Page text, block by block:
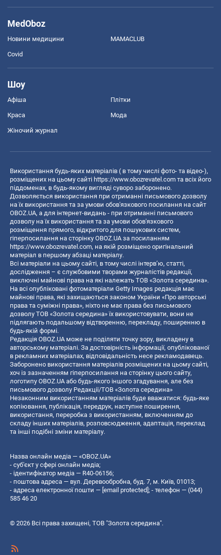
MedOboz
Новини медицини MAMACLUB
Covid
Шоу
Афіша Плітки
Краса Мода
Жіночий журнал
Використання будь-яких матеріалів ( в тому числі фото- та відео-),
розміщених на цьому сайті https://www.obozrevatel.com та всіх його
піддоменах, в будь-якому вигляді суворо заборонено.
Дозволяється використання при отриманні письмового дозволу
на їх використання та за умови обов'язкового посилання на сайт
OBOZ.UA, а для інтернет-видань - при отриманні письмового
дозволу на їх використання та за умови обов'язкового
розміщення прямого, відкритого для пошукових систем,
гіперпосилання на сторінку OBOZ.UA за посиланням
https://www.obozrevatel.com, на якій розміщено оригінальний
матеріал в першому абзаці матеріалу.
Всі матеріали на цьому сайті, в тому числі інтерв’ю, статті,
дослідження – є службовими творами журналістів редакції,
виключні майнові права на які належать ТОВ «Золота середина».
На всі опубліковані фотоматеріали Getty Images редакція має
майнові права, які захищаються законом України «Про авторські
права та суміжні права», ніхто не має права без письмового
дозволу ТОВ «Золота середина» їх використовувати, вони не
підлягають подальшому відтворенню, перекладу, поширенню в
будь-якій формі.
Редакція OBOZ.UA може не поділяти точку зору, викладену в
авторському матеріалі. За достовірність інформації, опублікованої
в рекламних матеріалах, відповідальність несе рекламодавець.
Заборонено використання матеріалів розміщених на цьому сайті,
хоч із зазначенням гіперпосилання на сторінку цього сайту,
логотипу OBOZ.UA або будь-якого іншого згадування, але без
письмового дозволу Редакції/ТОВ «Золота середина»
Незаконним використанням матеріалів буде вважатися: будь-яке
копiювання, публiкацiя, передрук, наступне поширення,
використання, переробка з використанням, включенням до
складу інших матеріалів, розповсюдження, адаптація, переклад
та інші подібні зміни матеріалу.
Назва онлайн медіа — «OBOZ.UA»
- суб'єкт у сфері онлайн медіа;
- ідентифікатор медіа — R40-06156;
- поштова адреса — вул. Деревообробна, буд. 7, м. Київ, 01013;
- адреса електронної пошти — [email protected]; - телефон — (044)
585 46 20
© 2026 Всі права захищені, ТОВ "Золота середина".